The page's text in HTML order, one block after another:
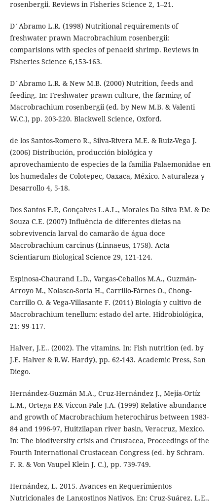
rosenbergii. Reviews in Fisheries Science 2, 1–21.
D´Abramo L.R. (1998) Nutritional requirements of
freshwater prawn Macrobrachium rosenbergii:
comparisions with species of penaeid shrimp. Reviews in
Fisheries Science 6,153-163.
D´Abramo L.R. & New M.B. (2000) Nutrition, feeds and
feeding. In: Freshwater prawn culture, the farming of
Macrobrachium rosenbergii (ed. by New M.B. & Valenti
W.C.), pp. 203-220. Blackwell Science, Oxford.
de los Santos-Romero R., Silva-Rivera M.E. & Ruiz-Vega J.
(2006) Distribución, producción biológica y
aprovechamiento de especies de la familia Palaemonidae en
los humedales de Colotepec, Oaxaca, México. Naturaleza y
Desarrollo 4, 5-18.
Dos Santos E.P., Gonçalves L.A.L., Morales Da Silva P.M. & De
Souza C.E. (2007) Influência de diferentes dietas na
sobrevivencia larval do camarão de água doce
Macrobrachium carcinus (Linnaeus, 1758). Acta
Scientiarum Biological Science 29, 121-124.
Espinosa-Chaurand L.D., Vargas-Ceballos M.A., Guzmán-
Arroyo M., Nolasco-Soria H., Carrillo-Fárnes O., Chong-
Carrillo O. & Vega-Villasante F. (2011) Biología y cultivo de
Macrobrachium tenellum: estado del arte. Hidrobiológica,
21: 99-117.
Halver, J.E.. (2002). The vitamins. In: Fish nutrition (ed. by
J.E. Halver & R.W. Hardy), pp. 62-143. Academic Press, San
Diego.
Hernández-Guzmán M.A., Cruz-Hernández J., Mejía-Ortíz
L.M., Ortega P.& Viccon-Pale J.A. (1999) Relative abundance
and growth of Macrobrachium heterochirus between 1983-
84 and 1996-97, Huitzilapan river basin, Veracruz, Mexico.
In: The biodiversity crisis and Crustacea, Proceedings of the
Fourth International Crustacean Congress (ed. by Schram.
F. R. & Von Vaupel Klein J. C.), pp. 739-749.
Hernández, L. 2015. Avances en Requerimientos
Nutricionales de Langostinos Nativos. En: Cruz-Suárez, L.E.,